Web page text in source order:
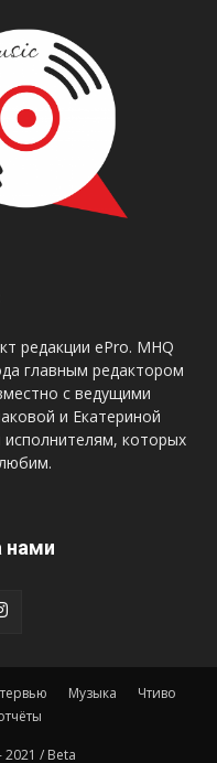
редакции ePro. MHQ
главным редактором
с ведущими
и Екатериной
которых
нами
Музыка
Чтиво
2021 / Beta